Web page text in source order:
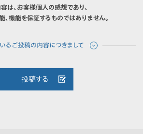
は、お客様個人の感想であり、
、機能を保証するものではありません。
投稿する